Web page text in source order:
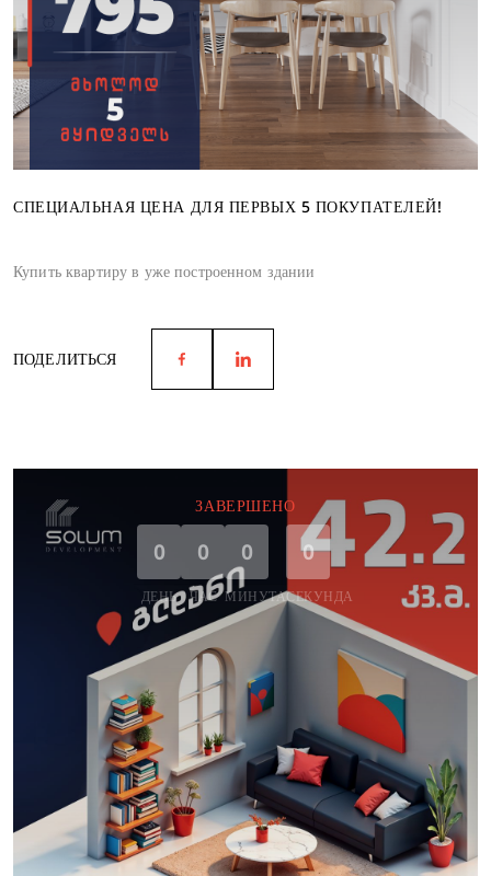
СПЕЦИАЛЬНАЯ ЦЕНА ДЛЯ ПЕРВЫХ 5 ПОКУПАТЕЛЕЙ!
Купить квартиру в уже построенном здании
ПОДЕЛИТЬСЯ
ЗАВЕРШЕНО
0
ДЕНЬ
0
ЧАС
0
МИНУТА
0
СЕКУНДА